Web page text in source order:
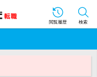
閲覧履歴 検索